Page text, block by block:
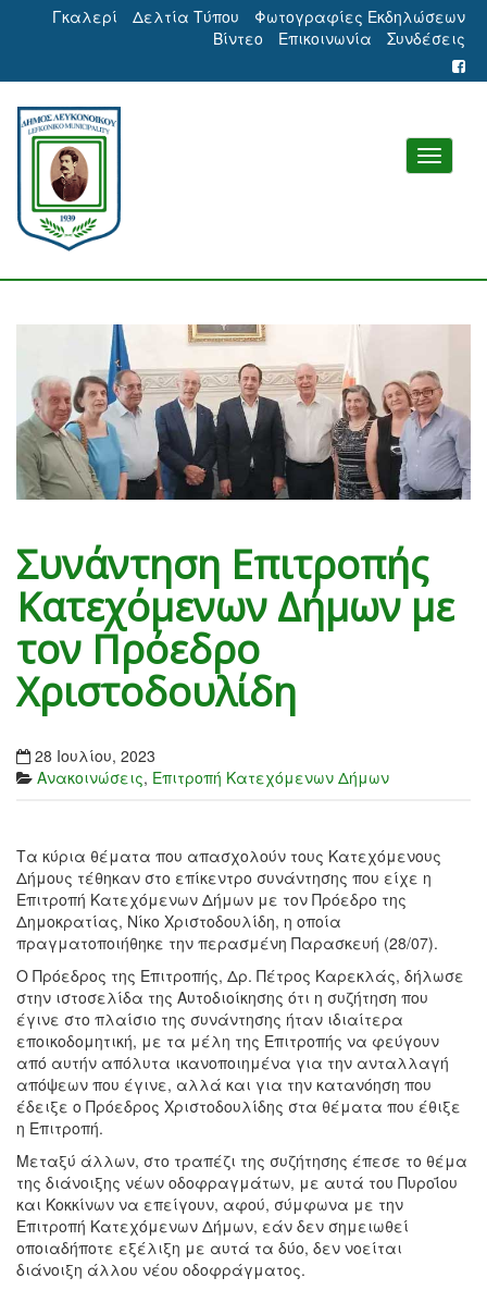
Γκαλερί Δελτία Τύπου
Φωτογραφίες Εκδηλώσεων
Βίντεο
Επικοινωνία Συνδέσεις
Συνάντηση Επιτροπής
Κατεχόμενων Δήμων με
τον Πρόεδρο
Χριστοδουλίδη
28 Ιουλίου, 2023
Ανακοινώσεις, Επιτροπή Κατεχόμενων Δήμων
Τα κύρια θέματα που απασχολούν τους Κατεχόμενους
Δήμους τέθηκαν στο επίκεντρο συνάντησης που είχε η
Επιτροπή Κατεχόμενων Δήμων με τον Πρόεδρο της
Δημοκρατίας, Νίκο Χριστοδουλίδη, η οποία
πραγματοποιήθηκε την περασμένη Παρασκευή (28/07).
Ο Πρόεδρος της Επιτροπής, Δρ. Πέτρος Καρεκλάς, δήλωσε
στην ιστοσελίδα της Αυτοδιοίκησης ότι η συζήτηση που
έγινε στο πλαίσιο της συνάντησης ήταν ιδιαίτερα
εποικοδομητική, με τα μέλη της Επιτροπής να φεύγουν
από αυτήν απόλυτα ικανοποιημένα για την ανταλλαγή
απόψεων που έγινε, αλλά και για την κατανόηση που
έδειξε ο Πρόεδρος Χριστοδουλίδης στα θέματα που έθιξε
η Επιτροπή.
Μεταξύ άλλων, στο τραπέζι της συζήτησης έπεσε το θέμα
της διάνοιξης νέων οδοφραγμάτων, με αυτά του Πυροΐου
και Κοκκίνων να επείγουν, αφού, σύμφωνα με την
Επιτροπή Κατεχόμενων Δήμων, εάν δεν σημειωθεί
οποιαδήποτε εξέλιξη με αυτά τα δύο, δεν νοείται
διάνοιξη άλλου νέου οδοφράγματος.